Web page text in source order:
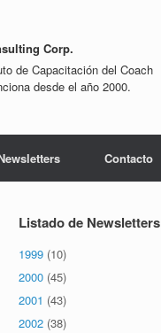
Corp.
de Capacitación del Coach
desde el año 2000.
Contacto
Listado de Newsletters
1999 (10)
2000 (45)
2001 (43)
2002 (38)